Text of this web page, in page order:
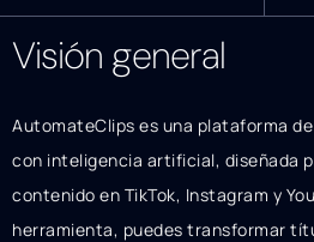
Visión general
AutomateClips es una plataforma
con inteligencia artificial, diseñada
contenido en TikTok, Instagram y
herramienta, puedes transformar